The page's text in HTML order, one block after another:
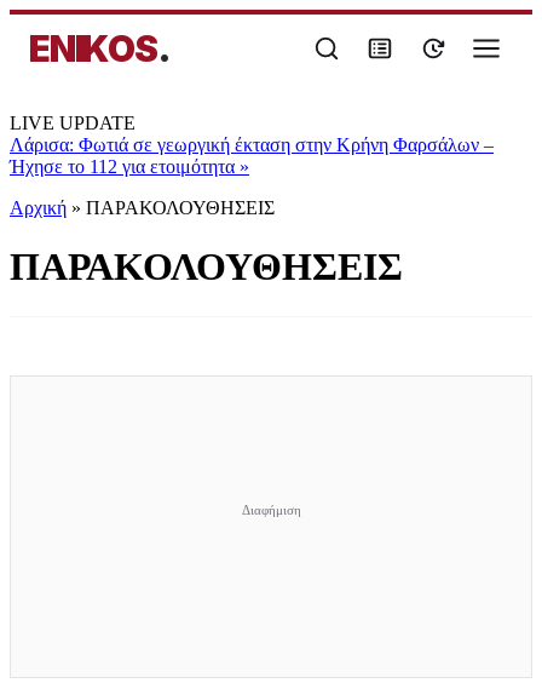
ENIKOS.
LIVE UPDATE
Λάρισα: Φωτιά σε γεωργική έκταση στην Κρήνη Φαρσάλων –
Ήχησε το 112 για ετοιμότητα »
Αρχική » ΠΑΡΑΚΟΛΟΥΘΗΣΕΙΣ
ΠΑΡΑΚΟΛΟΥΘΗΣΕΙΣ